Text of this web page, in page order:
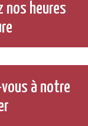
nos heures
à notre